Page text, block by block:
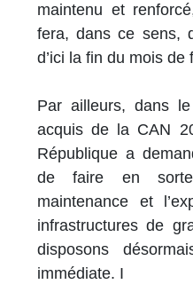
maintenu et
fera, dans ce sens,
d’ici la fin du mois de
Par ailleurs, dans
acquis de la CAN
République a
de faire en
maintenance et
infrastructures de
disposons
immédiate. I